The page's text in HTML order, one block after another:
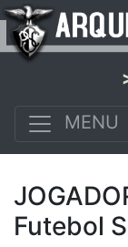
MENU
Futebol